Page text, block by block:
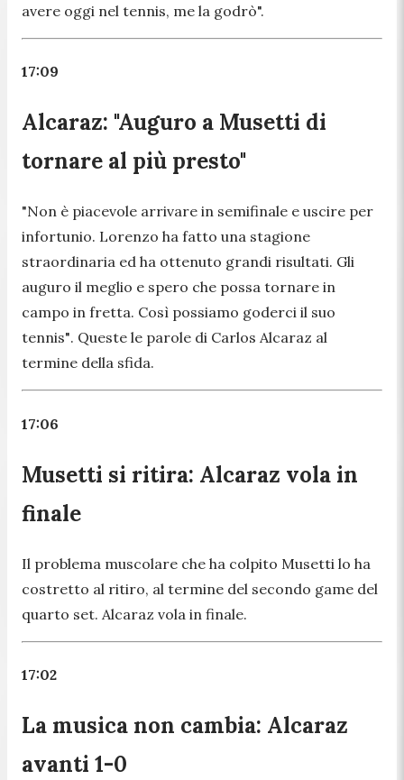
avere oggi nel tennis, me la godrò".
17:09
Alcaraz: "Auguro a Musetti di
tornare al più presto"
"Non è piacevole arrivare in semifinale e uscire per
infortunio. Lorenzo ha fatto una stagione
straordinaria ed ha ottenuto grandi risultati. Gli
auguro il meglio e spero che possa tornare in
campo in fretta. Così possiamo goderci il suo
tennis". Queste le parole di Carlos Alcaraz al
termine della sfida.
17:06
Musetti si ritira: Alcaraz vola in
finale
Il problema muscolare che ha colpito Musetti lo ha
costretto al ritiro, al termine del secondo game del
quarto set. Alcaraz vola in finale.
17:02
La musica non cambia: Alcaraz
avanti 1-0